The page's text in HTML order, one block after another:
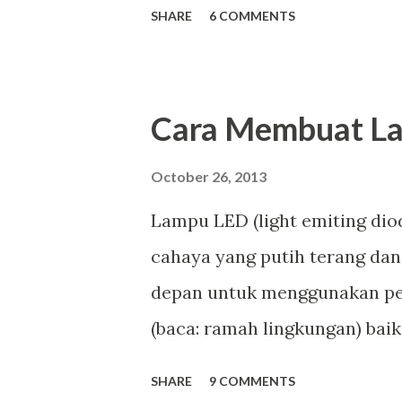
tegangan untuk komputer
menurun hingga 10.5V
dan proses pengisian battery
sebagai indikator battery
ups sederhana di bawah ini
berfungsi sebagai lampu
I...
SHARE 6 COMMENTS
Cara Membuat
October 26, 2013
Lampu LED (light emiting
cahaya yang putih terang
depan untuk menggunakan
(baca: ramah lingkungan)
SHARE 9 COMMENTS